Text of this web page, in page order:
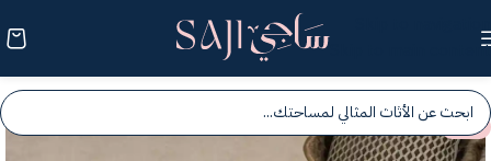
Skip to main content
-25%